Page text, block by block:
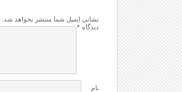
نشانی ایمیل شما منتشر نخواهد شد.
دیدگاه *
نام